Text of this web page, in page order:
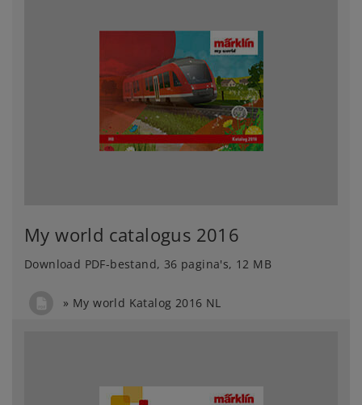
My world catalogus 2016
Download PDF-bestand, 36 pagina's, 12 MB
My world Katalog 2016 NL